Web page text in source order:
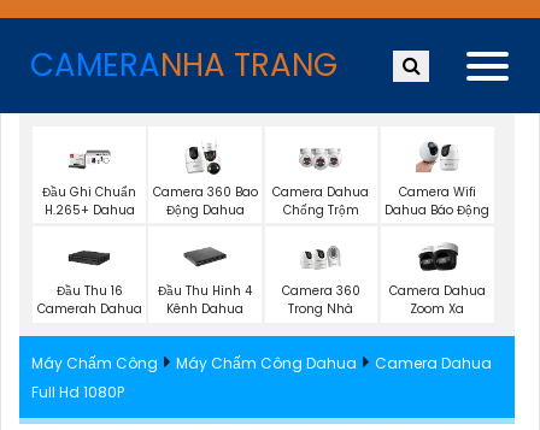
CAMERANHA TRANG
Đầu Ghi Chuẩn
H.265+ Dahua
Camera 360 Bao
Động Dahua
Camera Dahua
Chống Trộm
Camera Wifi
Dahua Báo Động
Đầu Thu 16
Camerah Dahua
Đầu Thu Hình 4
Kênh Dahua
Camera 360
Trong Nhà
Camera Dahua
Zoom Xa
Máy Chấm Công Máy Chấm Công Dahua
Camera Dahua
Full Hd 1080P